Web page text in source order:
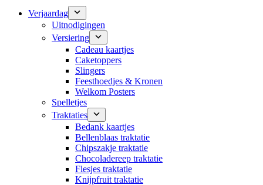
Verjaardag
Uitnodigingen
Versiering
Cadeau kaartjes
Caketoppers
Slingers
Feesthoedjes & Kronen
Welkom Posters
Spelletjes
Traktaties
Bedank kaartjes
Bellenblaas traktatie
Chipszakje traktatie
Chocoladereep traktatie
Flesjes traktatie
Knijpfruit traktatie